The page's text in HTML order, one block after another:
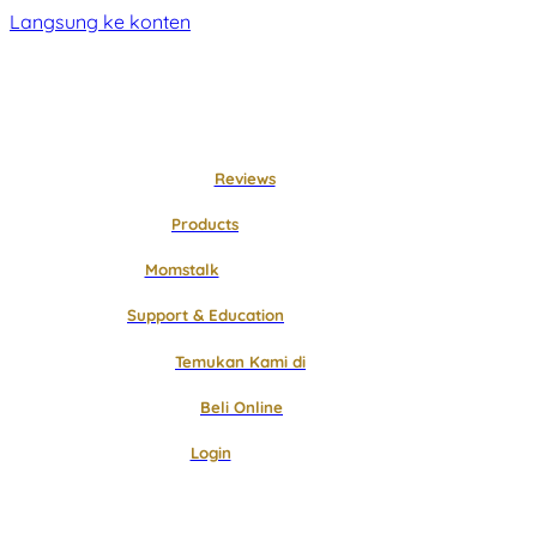
Langsung ke konten
Reviews
Products
Momstalk
Support & Education
Temukan Kami di
Beli Online
Login